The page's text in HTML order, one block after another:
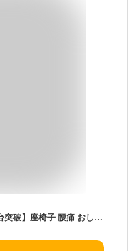
【クーポン最大2000円OFF】【16000台突破】座椅子 腰痛 おしゃれ 肘掛け リクライニング ハイバック オットマン 座いす 一人用 1人用 コンパクト 1人掛けソファー ソファ リラックスチェア 折りたたみ リビングチェア クッション 一人暮らし こたつ 新生活 送料無料